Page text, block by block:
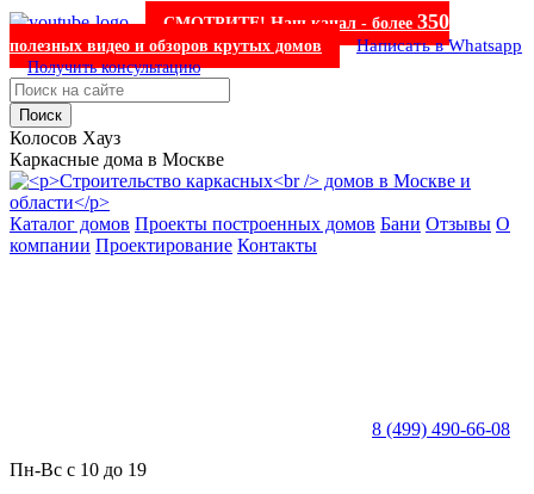
СМОТРИТЕ! Наш канал - более 350
полезных видео и обзоров крутых домов Написать в Whatsapp
Получить консультацию
Поиск
Колосов Хауз
Каркасные дома в Москве
Каталог домов Проекты построенных домов Бани Отзывы О
компании Проектирование Контакты
8 (499) 490-66-08
Пн-Вс с 10 до 19